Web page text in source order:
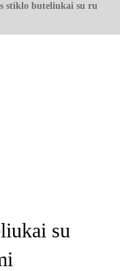
stiklo buteliukai su ru
su